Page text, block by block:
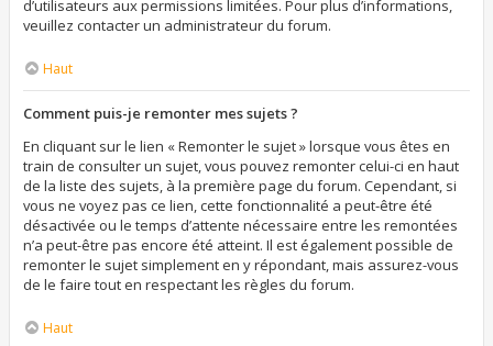
d’utilisateurs aux permissions limitées. Pour plus d’informations,
veuillez contacter un administrateur du forum.
Haut
Comment puis-je remonter mes sujets ?
En cliquant sur le lien « Remonter le sujet » lorsque vous êtes en
train de consulter un sujet, vous pouvez remonter celui-ci en haut
de la liste des sujets, à la première page du forum. Cependant, si
vous ne voyez pas ce lien, cette fonctionnalité a peut-être été
désactivée ou le temps d’attente nécessaire entre les remontées
n’a peut-être pas encore été atteint. Il est également possible de
remonter le sujet simplement en y répondant, mais assurez-vous
de le faire tout en respectant les règles du forum.
Haut